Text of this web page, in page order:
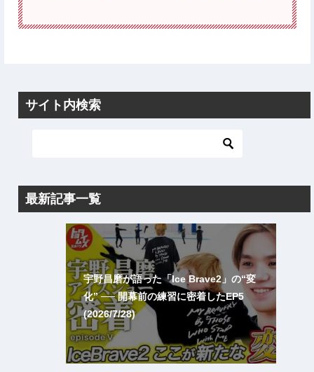
サイト内検索
最新記事一覧
宇野昌磨が語った「Ice Brave2」の“変
化” ── 開幕前の練習に密着したEP5
(2026/7/28)